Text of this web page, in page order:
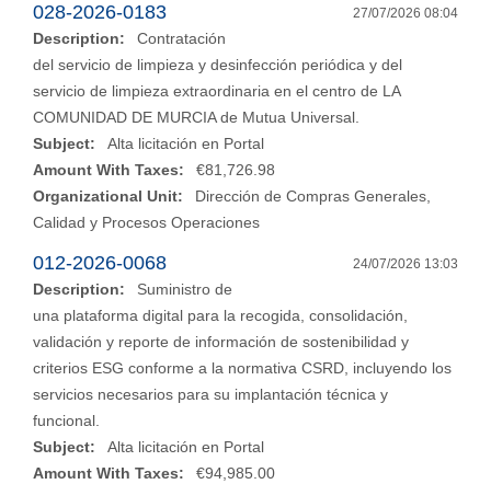
27/07/2026 08:04
028-2026-0183
Description:
Contratación
del servicio de limpieza y desinfección periódica y del
servicio de limpieza extraordinaria en el centro de LA
COMUNIDAD DE MURCIA de Mutua Universal.
Subject:
Alta licitación en Portal
Amount With Taxes:
€81,726.98
Organizational Unit:
Dirección de Compras Generales,
Calidad y Procesos Operaciones
24/07/2026 13:03
012-2026-0068
Description:
Suministro de
una plataforma digital para la recogida, consolidación,
validación y reporte de información de sostenibilidad y
criterios ESG conforme a la normativa CSRD, incluyendo los
servicios necesarios para su implantación técnica y
funcional.
Subject:
Alta licitación en Portal
Amount With Taxes:
€94,985.00